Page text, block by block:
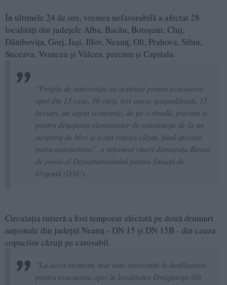
În ultimele 24 de ore, vremea nefavorabilă a afectat 28
localităţi din judeţele Alba, Bacău, Botoşani, Cluj,
Dâmboviţa, Gorj, Iaşi, Ilfov, Neamţ, Olt, Prahova, Sibiu,
Suceava, Vrancea şi Vâlcea, precum şi Capitala.
"Forţele de intervenţie au acţionat pentru evacuarea
apei din 13 case, 36 curţi, trei anexe gospodăreşti, 15
beciuri, un agent economic, de pe o stradă, precum şi
pentru degajarea elementelor de construcţie de la un
acoperiş de bloc şi a opt copaci căzuţi, fiind afectate
patru autoturisme", a informat vineri dimineaţa Biroul
de presă al Departamentului pentru Situaţii de
Urgenţă (DSU).
Circulaţia rutieră a fost temporar afectată pe două drumuri
naţionale din judeţul Neamţ - DN 15 şi DN 15B - din cauza
copacilor căzuţi pe carosabil.
"La acest moment, mai sunt intervenţii în desfăşurare
pentru evacuarea apei în localitatea Drăgăneşti-Olt